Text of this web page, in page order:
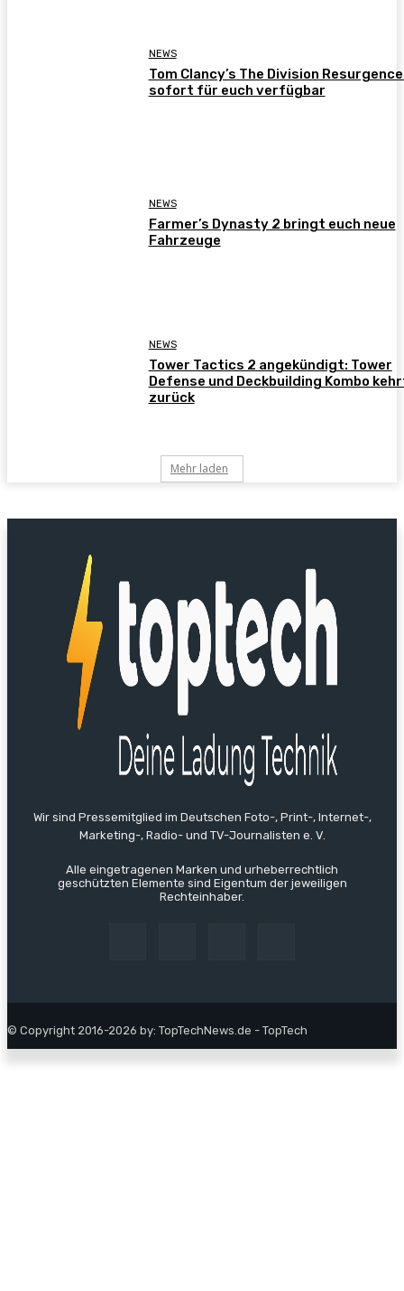
NEWS
Tom Clancy’s The Division
sofort für euch verfügbar
NEWS
Farmer’s Dynasty 2 bringt euch neue
Fahrzeuge
NEWS
Tower Tactics 2 angekündigt: Tower
Defense und Deckbuilding Kombo
zurück
Mehr laden
Wir sind Pressemitglied im Deutschen Foto-, Print-, Internet-,
Marketing-, Radio- und TV-Journalisten e. V.
Alle eingetragenen Marken und urheberrechtlich
geschützten Elemente sind Eigentum der jeweiligen
Rechteinhaber.
© Copyright 2016-2026 by: TopTechNews.de - TopTech